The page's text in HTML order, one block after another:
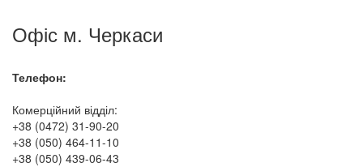
Офіс м. Черкаси
Телефон:
Комерційний відділ:
+38 (0472) 31-90-20
+38 (050) 464-11-10
+38 (050) 439-06-43